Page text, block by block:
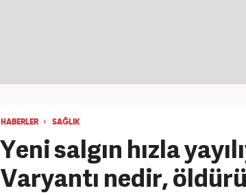
HABERLER SAĞLIK
Yeni salgın hızla
Varyantı nedir,